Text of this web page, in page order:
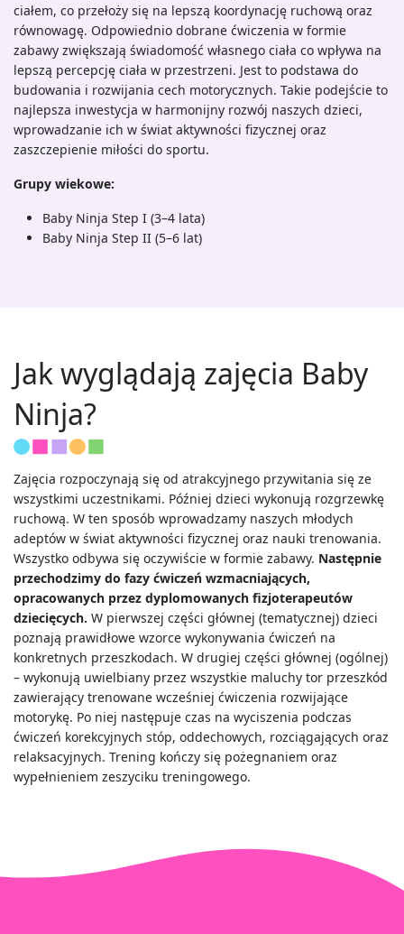
ciałem, co przełoży się na lepszą koordynację ruchową oraz
równowagę. Odpowiednio dobrane ćwiczenia w formie
zabawy zwiększają świadomość własnego ciała co wpływa na
lepszą percepcję ciała w przestrzeni. Jest to podstawa do
budowania i rozwijania cech motorycznych. Takie podejście to
najlepsza inwestycja w harmonijny rozwój naszych dzieci,
wprowadzanie ich w świat aktywności fizycznej oraz
zaszczepienie miłości do sportu.
Grupy wiekowe:
Baby Ninja Step I (3–4 lata)
Baby Ninja Step II (5–6 lat)
Jak wyglądają zajęcia Baby
Ninja?
Zajęcia rozpoczynają się od atrakcyjnego przywitania się ze
wszystkimi uczestnikami. Później dzieci wykonują rozgrzewkę
ruchową. W ten sposób wprowadzamy naszych młodych
adeptów w świat aktywności fizycznej oraz nauki trenowania.
Wszystko odbywa się oczywiście w formie zabawy. Następnie
przechodzimy do fazy ćwiczeń wzmacniających,
opracowanych przez dyplomowanych fizjoterapeutów
dziecięcych. W pierwszej części głównej (tematycznej) dzieci
poznają prawidłowe wzorce wykonywania ćwiczeń na
konkretnych przeszkodach. W drugiej części głównej (ogólnej)
– wykonują uwielbiany przez wszystkie maluchy tor przeszkód
zawierający trenowane wcześniej ćwiczenia rozwijające
motorykę. Po niej następuje czas na wyciszenia podczas
ćwiczeń korekcyjnych stóp, oddechowych, rozciągających oraz
relaksacyjnych. Trening kończy się pożegnaniem oraz
wypełnieniem zeszyciku treningowego.